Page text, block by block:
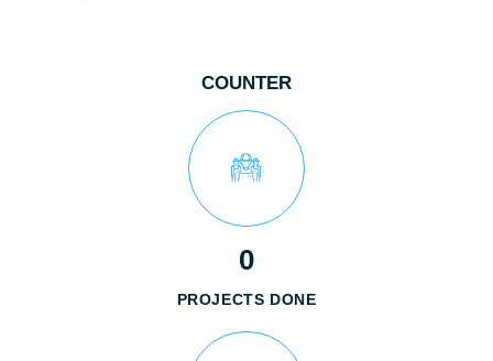
COUNTER
0
PROJECTS DONE